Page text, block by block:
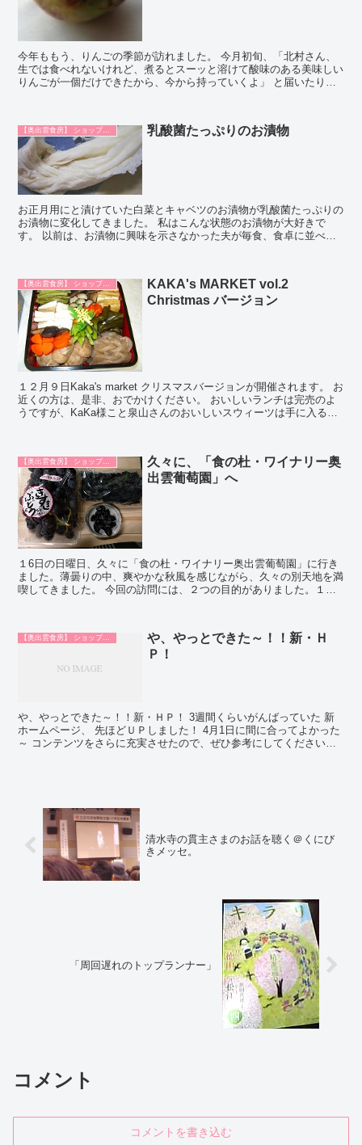
今年ももう、りんごの季節が訪れました。 今月初旬、「北村さん、
生では食べれないけれど、煮るとスーッと溶けて酸味のある美味しい
りんごが一個だけできたから、今から持っていくよ」 と届いたりん
【奥出雲食房】 ショップ日記 乳酸菌たっぷりのお漬物
お正月用にと漬けていた白菜とキャベツのお漬物が乳酸菌たっぷりの
お漬物に変化してきました。 私はこんな状態のお漬物が大好きで
す。 以前は、お漬物に興味を示さなかった夫が毎食、食卓に並べる
【奥出雲食房】 ショップ日記
KAKA's MARKET vol.2
Christmas バージョン
１２月９日Kaka's market クリスマスバージョンが開催されます。 お
近くの方は、是非、おでかけください。 おいしいランチは完売のよ
うですが、KaKa様こと泉山さんのおいしいスウィーツは手に入ると
久々に、「食の杜・ワイナリー奥
出雲葡萄園」へ
１6日の日曜日、久々に「食の杜・ワイナリー奥出雲葡萄園」に行き
ました。薄曇りの中、爽やかな秋風を感じながら、久々の別天地を満
喫してきました。 今回の訪問には、２つの目的がありました。１つ
【奥出雲食房】 ショップ日記
や、やっとできた～！！新・Ｈ
Ｐ！
や、やっとできた～！！新・ＨＰ！ 3週間くらいがんばっていた 新
ホームページ、 先ほどＵＰしました！ 4月1日に間に合ってよかった
～ コンテンツをさらに充実させたので、ぜひ参考にしてくださいね
清水寺の貫主さまのお話を聴く＠くにび
きメッセ。
「周回遅れのトップランナー」
コメント
コメントを書き込む